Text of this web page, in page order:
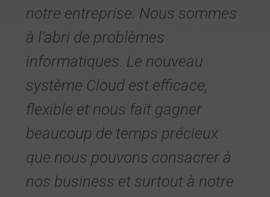
notre entreprise. Nous sommes
à l’abri de problèmes
informatiques. Le nouveau
système Cloud est efficace,
flexible et nous fait gagner
beaucoup de temps précieux
que nous pouvons consacrer à
nos business et surtout à notre